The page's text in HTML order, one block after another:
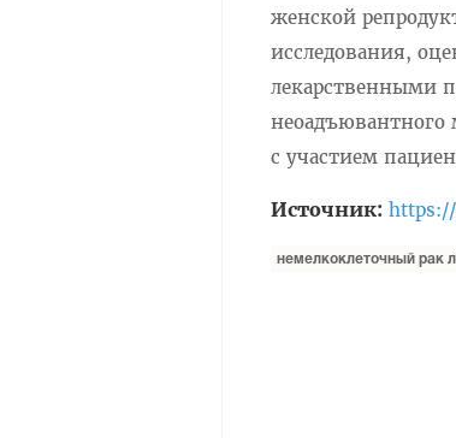
женской
исследования,
лекарственными
неоадъювантного
с участием
Источник:
немелкоклеточный рак